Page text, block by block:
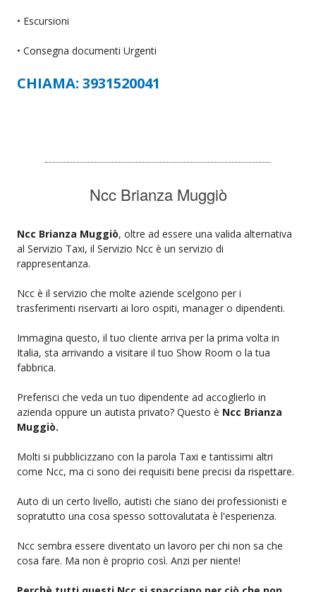
• Escursioni
• Consegna documenti Urgenti
CHIAMA: 3931520041
Ncc Brianza Muggiò
Ncc Brianza Muggiò, oltre ad essere una valida alternativa
al Servizio Taxi, il Servizio Ncc è un servizio di
rappresentanza.
Ncc è il servizio che molte aziende scelgono per i
trasferimenti riservarti ai loro ospiti, manager o dipendenti.
Immagina questo, il tuo cliente arriva per la prima volta in
Italia, sta arrivando a visitare il tuo Show Room o la tua
fabbrica.
Preferisci che veda un tuo dipendente ad accoglierlo in
azienda oppure un autista privato? Questo è Ncc Brianza
Muggiò.
Molti si pubblicizzano con la parola Taxi e tantissimi altri
come Ncc, ma ci sono dei requisiti bene precisi da rispettare.
Auto di un certo livello, autisti che siano dei professionisti e
sopratutto una cosa spesso sottovalutata è l'esperienza.
Ncc sembra essere diventato un lavoro per chi non sa che
cosa fare. Ma non è proprio così. Anzi per niente!